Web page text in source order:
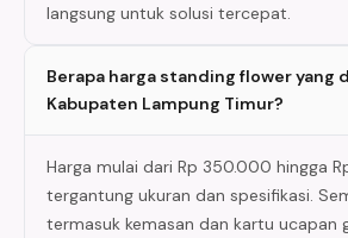
langsung untuk solusi tercepat.
Berapa harga standing flower yang
Kabupaten Lampung Timur?
Harga mulai dari Rp 350.000 hingga
tergantung ukuran dan spesifikasi.
termasuk kemasan dan kartu ucapan